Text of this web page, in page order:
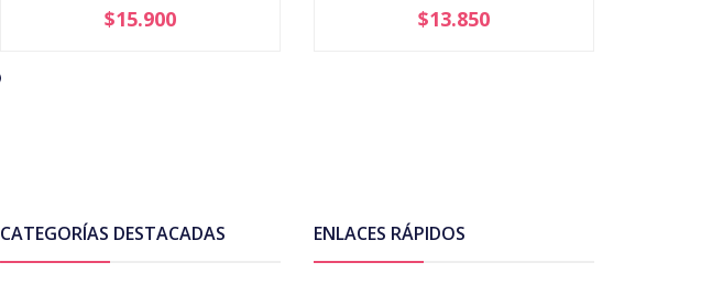
+
$15.900 +
$13.850
CATEGORÍAS DESTACADAS ENLACES RÁPIDOS